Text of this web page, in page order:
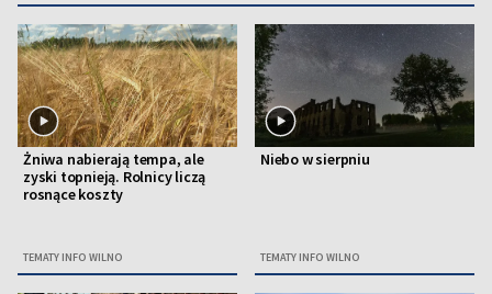
Żniwa nabierają tempa, ale
zyski topnieją. Rolnicy liczą
rosnące koszty
TEMATY INFO WILNO
Niebo w sierpniu
TEMATY INFO WILNO